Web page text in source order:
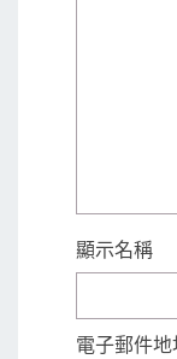
顯示名稱
電子郵件地